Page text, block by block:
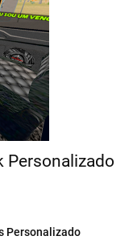
Personalizado
Personalizado